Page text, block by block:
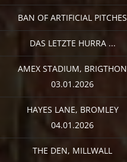
BAN OF ARTIFICIAL PITCHES
DAS LETZTE HURRA ...
AMEX STADIUM, BRIGTHON
03.01.2026
HAYES LANE, BROMLEY
04.01.2026
THE DEN, MILLWALL